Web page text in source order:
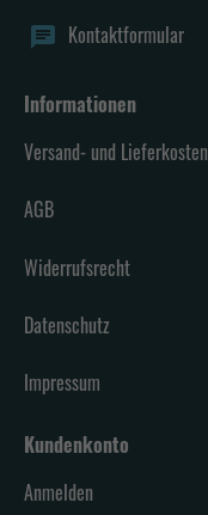
chat Kontaktformular
Informationen
Versand- und Lieferkosten
AGB
Widerrufsrecht
Datenschutz
Impressum
Kundenkonto
Anmelden